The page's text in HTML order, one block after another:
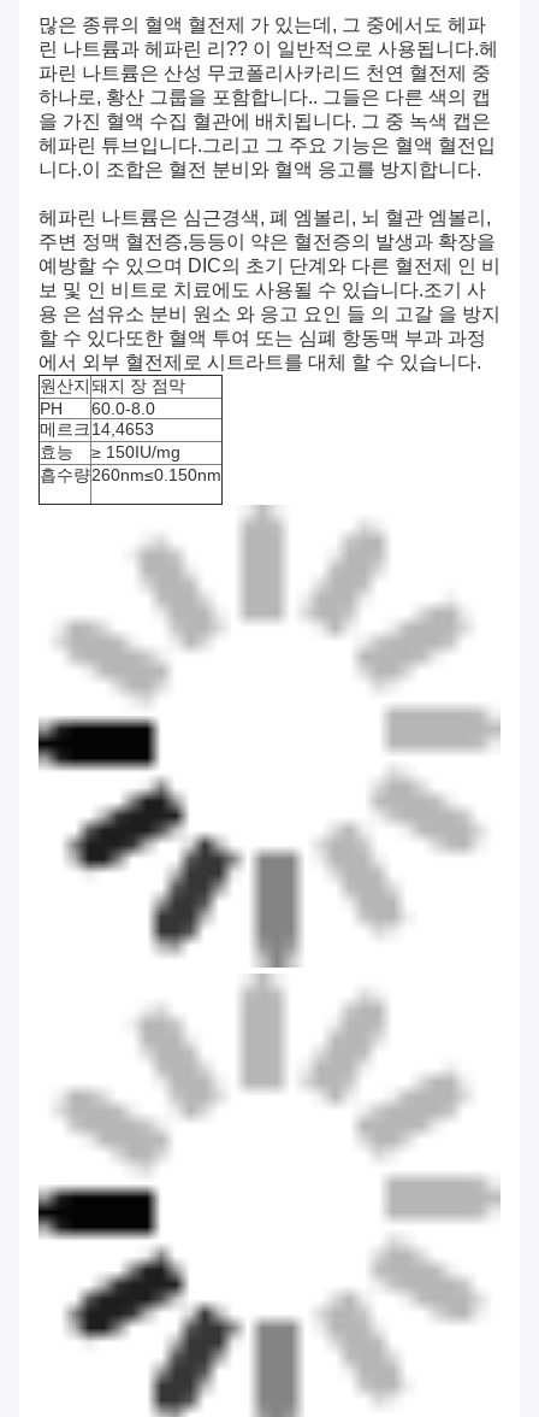
많은 종류의 혈액 혈전제 가 있는데, 그 중에서도 헤파
린 나트륨과 헤파린 리?? 이 일반적으로 사용됩니다.헤
파린 나트륨은 산성 무코폴리사카리드 천연 혈전제 중
하나로, 황산 그룹을 포함합니다.. 그들은 다른 색의 캡
을 가진 혈액 수집 혈관에 배치됩니다. 그 중 녹색 캡은
헤파린 튜브입니다.그리고 그 주요 기능은 혈액 혈전입
니다.이 조합은 혈전 분비와 혈액 응고를 방지합니다.
헤파린 나트륨은 심근경색, 폐 엠볼리, 뇌 혈관 엠볼리,
주변 정맥 혈전증,등등이 약은 혈전증의 발생과 확장을
예방할 수 있으며 DIC의 초기 단계와 다른 혈전제 인 비
보 및 인 비트로 치료에도 사용될 수 있습니다.조기 사
용 은 섬유소 분비 원소 와 응고 요인 들 의 고갈 을 방지
할 수 있다또한 혈액 투여 또는 심폐 항동맥 부과 과정
에서 외부 혈전제로 시트라트를 대체 할 수 있습니다.
원산지돼지 장 점막
PH
60.0-8.0
메르크14,4653
효능
≥ 150IU/mg
흡수량260nm≤0.150nm